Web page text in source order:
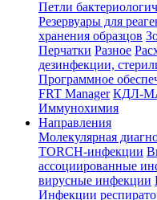
Петли
Резервуары для
хранения образцов
Перчатки Разное
дезинфекции,
Программное
FRT Manager КДЛ-
Иммунохимия
Направления
Молекулярная
TORCH-инфекции
ассоциированные
вирусные инфекции
Инфекции